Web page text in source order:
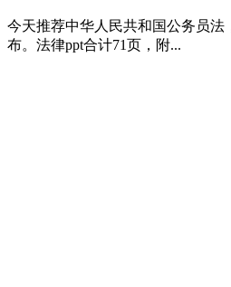
今天推荐中华人民共和国公务员法
布。法律ppt合计71页，附...